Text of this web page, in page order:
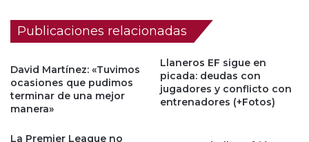
Publicaciones relacionadas
David Martínez: «Tuvimos
ocasiones que pudimos
terminar de una mejor
manera»
Llaneros EF sigue en
picada: deudas con
jugadores y conflicto con
entrenadores (+Fotos)
La Premier League no